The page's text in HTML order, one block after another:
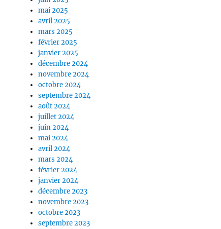
mai 2025
avril 2025
mars 2025
février 2025
janvier 2025
décembre 2024
novembre 2024
octobre 2024
septembre 2024
août 2024
juillet 2024
juin 2024
mai 2024
avril 2024
mars 2024
février 2024
janvier 2024
décembre 2023
novembre 2023
octobre 2023
septembre 2023